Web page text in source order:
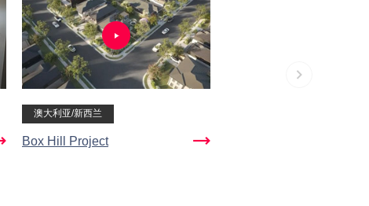
澳大利亚/新西兰
Box Hill Project